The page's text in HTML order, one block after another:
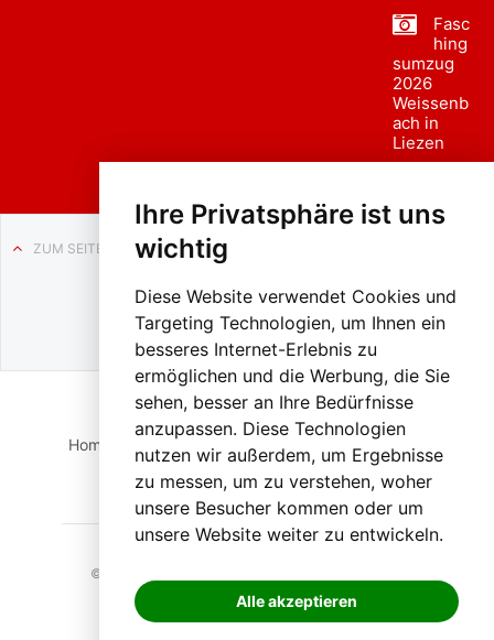
Ihre Privatsphäre ist uns
wichtig
Diese Website verwendet Cookies und
Targeting Technologien, um Ihnen ein
besseres Internet-Erlebnis zu
ermöglichen und die Werbung, die Sie
sehen, besser an Ihre Bedürfnisse
anzupassen. Diese Technologien
nutzen wir außerdem, um Ergebnisse
zu messen, um zu verstehen, woher
unsere Besucher kommen oder um
unsere Website weiter zu entwickeln.
Alle akzeptieren
Fasc
hing
sumzug
2026
Weissenb
ach in
Liezen
ZUM SEITENANFANG
Auf BLO24.at werben?
+43 (0)664 2226600
Home Suche Login Impressum
Datenschutz
Kontakt
© 2023 BLO24.at – Bezirk Liezen Online |